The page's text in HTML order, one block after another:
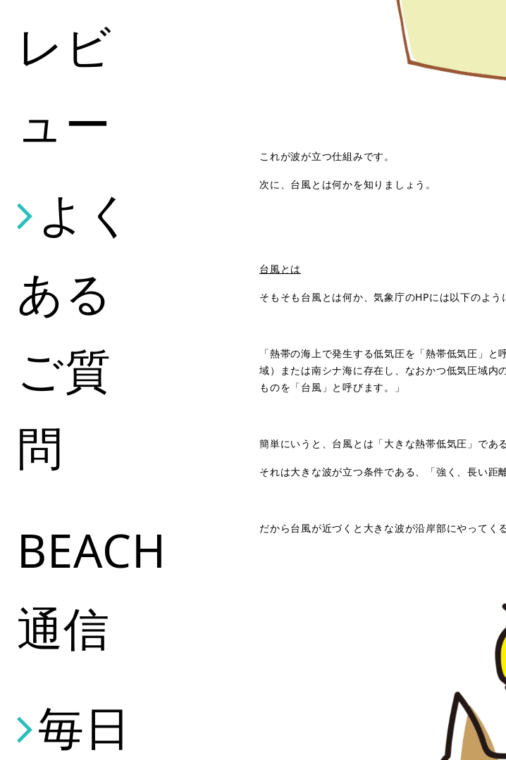
レビ
ュー
よく
ある
ご質
問
BEACH
通信
毎日
これが波が立つ仕組みです。
次に、台風とは何かを知りましょう。
台風とは
そもそも台風とは何か、気象庁のHPには以下のよう
「熱帯の海上で発生する低気圧を「熱帯低気圧」
域）または南シナ海に存在し、なおかつ低気圧域内
ものを「台風」と呼びます。」
簡単にいうと、台風とは「大きな熱帯低気圧」であ
それは大きな波が立つ条件である、「強く、長い距
だから台風が近づくと大きな波が沿岸部にやってく